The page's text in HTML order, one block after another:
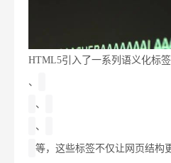
HTML5引入了一系列语义化标
、
、
、
等，这些标签不仅让网页结构